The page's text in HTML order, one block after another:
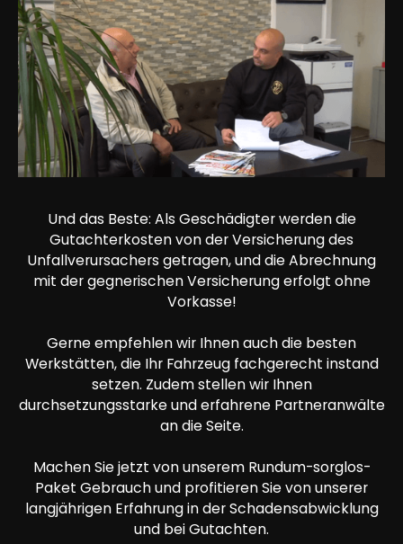
Und das Beste: Als Geschädigter werden die
Gutachterkosten von der Versicherung des
Unfallverursachers getragen, und die Abrechnung
mit der gegnerischen Versicherung erfolgt ohne
Vorkasse!
Gerne empfehlen wir Ihnen auch die besten
Werkstätten, die Ihr Fahrzeug fachgerecht instand
setzen. Zudem stellen wir Ihnen
durchsetzungsstarke und erfahrene Partneranwälte
an die Seite.
Machen Sie jetzt von unserem Rundum-sorglos-
Paket Gebrauch und profitieren Sie von unserer
langjährigen Erfahrung in der Schadensabwicklung
und bei Gutachten.